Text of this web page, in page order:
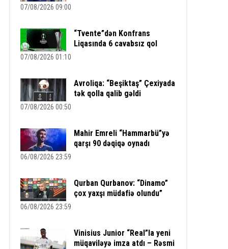
07/08/2026 09:00
“Tvente”dən Konfrans
Liqasında 6 cavabsız qol
07/08/2026 01:10
Avroliqa: “Beşiktaş” Çexiyada
tək qolla qalib gəldi
07/08/2026 00:50
Mahir Emreli “Hammarbü”yə
qarşı 90 dəqiqə oynadı
06/08/2026 23:59
Qurban Qurbanov: “Dinamo”
çox yaxşı müdafiə olundu”
06/08/2026 23:59
Vinisius Junior “Real”la yeni
müqaviləyə imza atdı – Rəsmi